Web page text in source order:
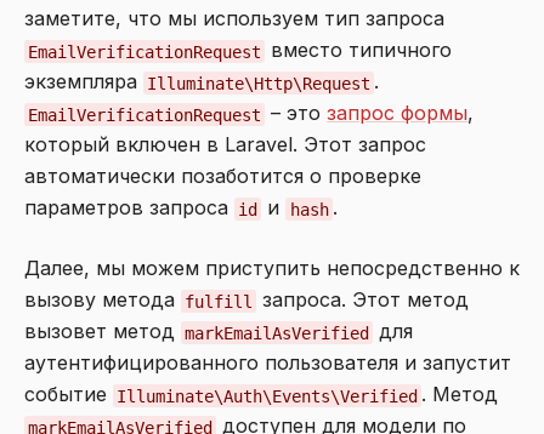
заметите, что мы используем тип запроса
EmailVerificationRequest
вместо типичного
экземпляра Illuminate\Http\Request .
EmailVerificationRequest – этозапрос формы,
который включен в Laravel. Этот запрос
автоматически позаботится о проверке
параметров запроса id и hash .
Далее, мы можем приступить непосредственно к
вызову метода fulfill
запроса. Этот метод
вызовет метод markEmailAsVerified для
аутентифицированного пользователя и запустит
событие
Illuminate\Auth\Events\Verified . Метод
markEmailAsVerified доступен для модели по